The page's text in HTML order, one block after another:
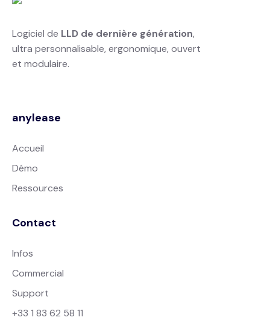
Logiciel de LLD de dernière génération,
ultra personnalisable, ergonomique, ouvert
et modulaire.
anylease
Accueil
Démo
Ressources
Contact
Infos
Commercial
Support
+33 1 83 62 58 11